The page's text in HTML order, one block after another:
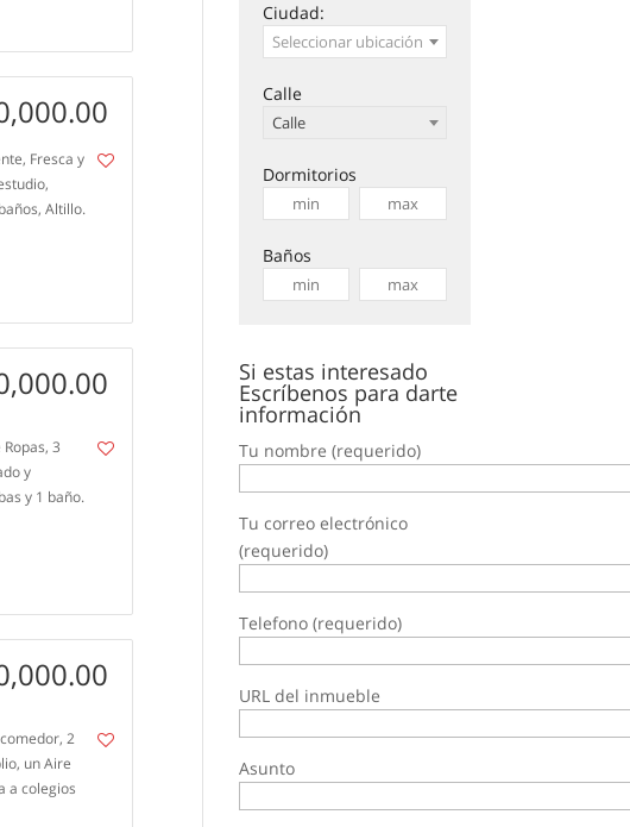
Fresca y
Altillo.
3
y
y 1 baño.
2
un Aire
a colegios
Ciudad:
Seleccionar ubicación
Calle
Calle
Dormitorios
Baños
Si estas interesado
Escríbenos para darte
información
Tu nombre (requerido)
Tu correo electrónico
(requerido)
Telefono (requerido)
URL del inmueble
Asunto